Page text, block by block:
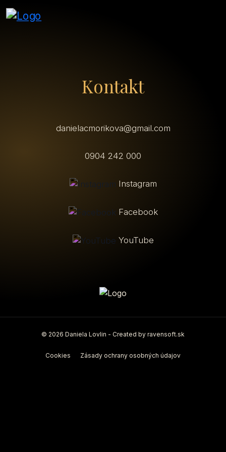
Kontakt
danielacmorikova@gmail.com
0904 242 000
Instagram
Facebook
YouTube
© 2026 Daniela Lovlin - Created by ravensoft.sk
Cookies Zásady ochrany osobných údajov